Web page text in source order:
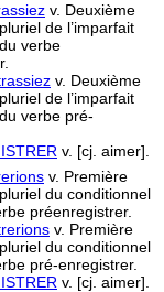
v. Deuxième
de l’imparfait
verbe
v. Deuxième
de l’imparfait
verbe pré-
v. [cj. aimer].
v. Première
du conditionnel
préenregistrer.
v. Première
du conditionnel
pré-enregistrer.
v. [cj. aimer].